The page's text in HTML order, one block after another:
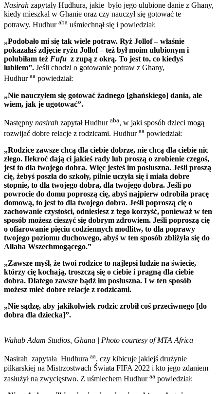
Nasirah zapytały Hudhura, jakie było jego ulubione danie z Ghany,
kiedy mieszkał w Ghanie oraz czy nauczył się gotować te
potrawy. Hudhur aba uśmiechnął się i powiedział:
„Podobało mi się tak wiele potraw. Ryż Jollof – właśnie
pokazałaś zdjęcie ryżu Jollof – też był moim ulubionym i
polubiłam też Fufu z zupą z okrą. To jest to, co kiedyś
lubiłem”. Jeśli chodzi o gotowanie potraw z Ghany,
Hudhur aa powiedział:
„Nie nauczyłem się gotować żadnego [ghańskiego] dania, ale
wiem, jak je ugotować”.
Następny nasirah zapytał Hudhur aba, w jaki sposób dzieci mogą
rozwijać dobre relacje z rodzicami. Hudhur aa powiedział:
„Rodzice zawsze chcą dla ciebie dobrze, nie chcą dla ciebie nic
złego. Ilekroć dają ci jakieś rady lub proszą o zrobienie czegoś,
jest to dla twojego dobra. Więc jesteś im posłuszna. Jeśli proszą
cię, żebyś poszła do szkoły, pilnie uczyła się i miała dobre
stopnie, to dla twojego dobra, dla twojego dobra. Jeśli po
powrocie do domu poproszą cię, abyś najpierw odrobiła pracę
domową, to jest to dla twojego dobra. Jeśli poproszą cię o
zachowanie czystości, odniesiesz z tego korzyść, ponieważ w ten
sposób możesz cieszyć się dobrym zdrowiem. Jeśli poproszą cię
o ofiarowanie pięciu codziennych modlitw, to dla poprawy
twojego poziomu duchowego, abyś w ten sposób zbliżyła się do
Allaha Wszechmogącego.”
„Zawsze myśl, że twoi rodzice to najlepsi ludzie na świecie,
którzy cię kochają, troszczą się o ciebie i pragną dla ciebie
dobra. Dlatego zawsze bądź im posłuszna. I w ten sposób
możesz mieć dobre relacje z rodzicami.
„Nie sądzę, aby jakikolwiek rodzic zrobił coś przeciwnego [do
dobra dla dziecka]”.
Wahab Adam Studios, Ghana | Photo courtesy of MTA Africa
Nasirah zapytała Hudhura aa, czy kibicuje jakiejś drużynie
piłkarskiej na Mistrzostwach Świata FIFA 2022 i kto jego zdaniem
zasłużył na zwycięstwo. Z uśmiechem Hudhur aa powiedział: